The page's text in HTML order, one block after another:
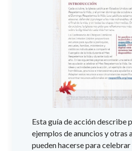
Esta guía de acción describe
ejemplos de anuncios y otras
pueden hacerse para